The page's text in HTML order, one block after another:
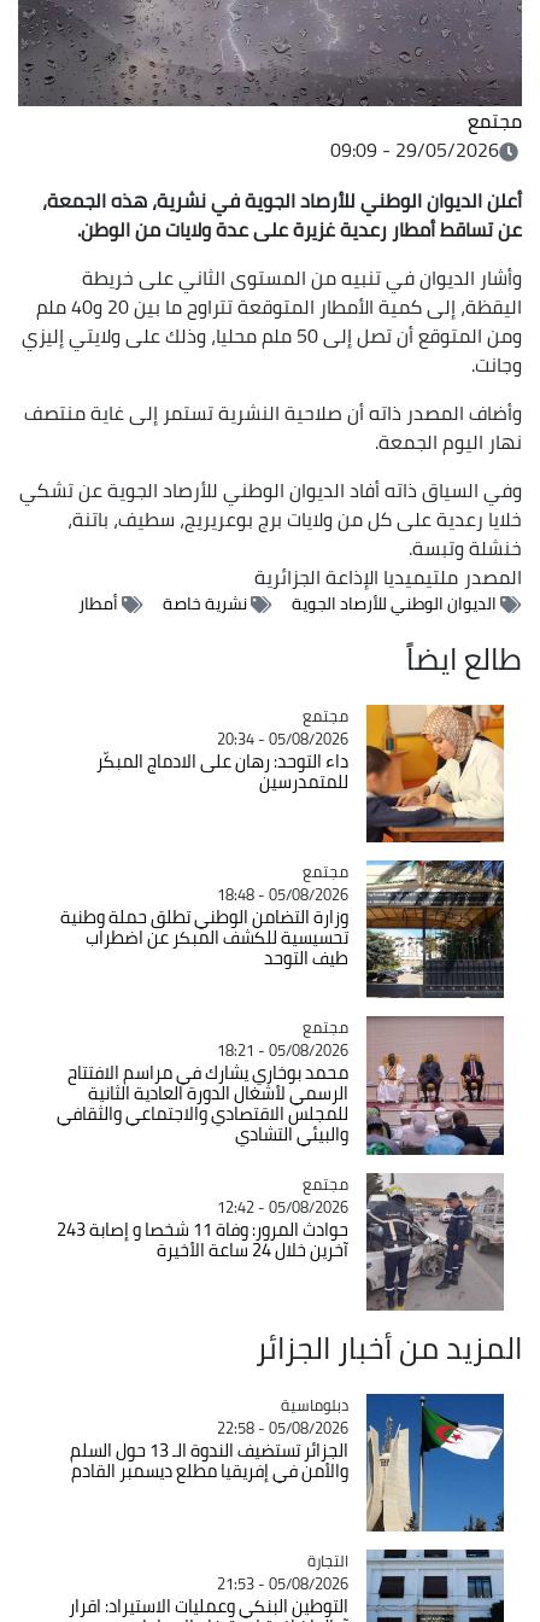
مجتمع
29/05/2026 - 09:09
أعلن الديوان الوطني للأرصاد الجوية في نشرية، هذه الجمعة،
عن تساقط أمطار رعدية غزيرة على عدة ولايات من الوطن.
وأشار الديوان في تنبيه من المستوى الثاني على خريطة
اليقظة، إلى كمية الأمطار المتوقعة تتراوح ما بين 20 و40 ملم
ومن المتوقع أن تصل إلى 50 ملم محليا، وذلك على ولايتي إليزي
وجانت.
وأضاف المصدر ذاته أن صلاحية النشرية تستمر إلى غاية منتصف
نهار اليوم الجمعة.
وفي السياق ذاته أفاد الديوان الوطني للأرصاد الجوية عن تشكي
خلايا رعدية على كل من ولايات برج بوعريريج، سطيف، باتنة،
خنشلة وتبسة.
المصدرملتيميديا الإذاعة الجزائرية
الديوان الوطني للأرصاد الجوية نشرية خاصة أمطار
طالع ايضاً
Catégorie
مجتمع
05/08/2026 - 20:34
داء التوحد: رهان على الادماج المبكّر
للمتمدرسين
Catégorie
مجتمع
05/08/2026 - 18:48
وزارة التضامن الوطني تطلق حملة وطنية
تحسيسية للكشف المبكر عن اضطراب
طيف التوحد
Catégorie
مجتمع
05/08/2026 - 18:21
محمد بوخاري يشارك في مراسم الافتتاح
الرسمي لأشغال الدورة العادية الثانية
للمجلس الاقتصادي والاجتماعي والثقافي
والبيئي التشادي
Catégorie
مجتمع
05/08/2026 - 12:42
حوادث المرور: وفاة 11 شخصا و إصابة 243
آخرين خلال 24 ساعة الأخيرة
المزيد من أخبار الجزائر
Catégorie
دبلوماسية
05/08/2026 - 22:58
الجزائر تستضيف الندوة الـ 13 حول السلم
والأمن في إفريقيا مطلع ديسمبر القادم
Catégorie
التجارة
05/08/2026 - 21:53
التوطين البنكي وعمليات الاستيراد: اقرار